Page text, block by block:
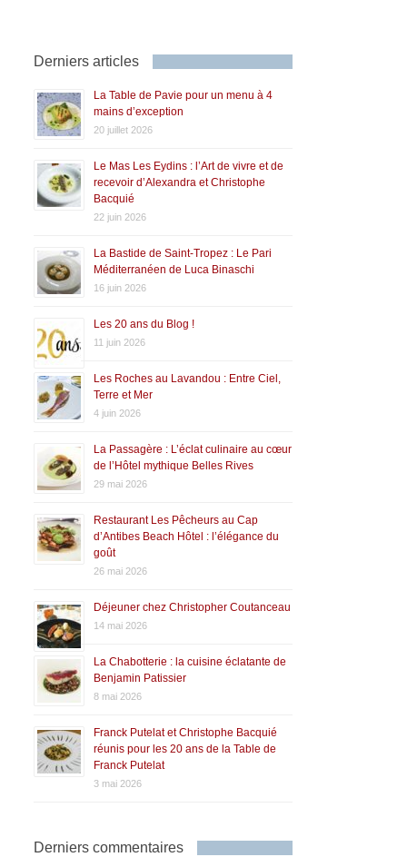
Derniers articles
La Table de Pavie pour un menu à 4
mains d’exception
20 juillet 2026
Le Mas Les Eydins : l’Art de vivre et de
recevoir d’Alexandra et Christophe
Bacquié
22 juin 2026
La Bastide de Saint-Tropez : Le Pari
Méditerranéen de Luca Binaschi
16 juin 2026
Les 20 ans du Blog !
11 juin 2026
Les Roches au Lavandou : Entre Ciel,
Terre et Mer
4 juin 2026
La Passagère : L’éclat culinaire au cœur
de l’Hôtel mythique Belles Rives
29 mai 2026
Restaurant Les Pêcheurs au Cap
d’Antibes Beach Hôtel : l’élégance du
goût
26 mai 2026
Déjeuner chez Christopher Coutanceau
14 mai 2026
La Chabotterie : la cuisine éclatante de
Benjamin Patissier
8 mai 2026
Franck Putelat et Christophe Bacquié
réunis pour les 20 ans de la Table de
Franck Putelat
3 mai 2026
Derniers commentaires